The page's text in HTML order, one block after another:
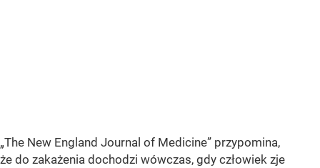
„The New England Journal of Medicine” przypomina,
że do zakażenia dochodzi wówczas, gdy człowiek zje